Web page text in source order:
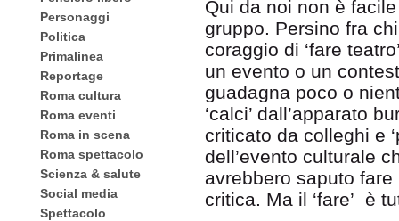
Personaggi
Politica
Primalinea
Reportage
Roma cultura
Roma eventi
Roma in scena
Roma spettacolo
Scienza & salute
Social media
Spettacolo
Qui da noi non è
gruppo. Persino fra
coraggio di ‘fare
un evento o un
guadagna poco o
‘calci’ dall’apparato
criticato da colleghi e
dell’evento culturale
avrebbero saputo fare
critica. Ma il ‘fare’ è